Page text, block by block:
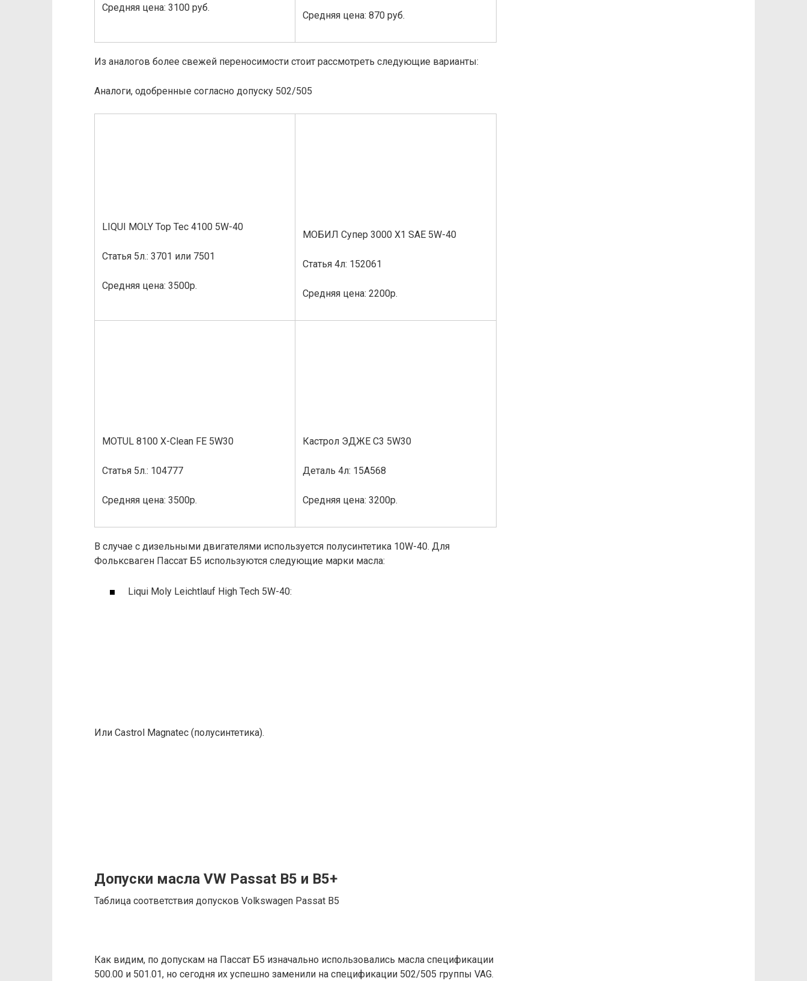
Средняя цена: 3100 руб.
Средняя цена: 870 руб.
Из аналогов более свежей переносимости стоит рассмотреть следующие варианты:
Аналоги, одобренные согласно допуску 502/505
LIQUI MOLY Top Tec 4100 5W-40
Статья 5л.: 3701 или 7501
Средняя цена: 3500р.
МОБИЛ Супер 3000 X1 SAE 5W-40
Статья 4л: 152061
Средняя цена: 2200р.
MOTUL 8100 X-Clean FE 5W30
Статья 5л.: 104777
Средняя цена: 3500р.
Кастрол ЭДЖЕ С3 5W30
Деталь 4л: 15А568
Средняя цена: 3200р.
В случае с дизельными двигателями используется полусинтетика 10W-40. Для
Фольксваген Пассат Б5 используются следующие марки масла:
Liqui Moly Leichtlauf High Tech 5W-40:
Или Castrol Magnatec (полусинтетика).
Допуски масла VW Passat B5 и B5+
Таблица соответствия допусков Volkswagen Passat B5
Как видим, по допускам на Пассат Б5 изначально использовались масла спецификации
500.00 и 501.01, но сегодня их успешно заменили на спецификации 502/505 группы VAG.